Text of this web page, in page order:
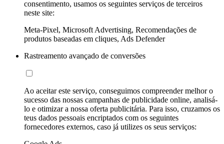
consentimento, usamos os seguintes serviços de terceiros
neste site:
Meta-Pixel, Microsoft Advertising, Recomendações de
produtos baseadas em cliques, Ads Defender
Rastreamento avançado de conversões
Ao aceitar este serviço, conseguimos compreender melhor o
sucesso das nossas campanhas de publicidade online, analisá-
lo e otimizar a nossa oferta publicitária. Para isso, cruzamos os
teus dados pessoais encriptados com os seguintes
fornecedores externos, caso já utilizes os seus serviços: